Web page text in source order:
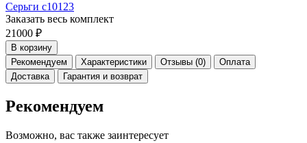
Серьги с10123
Заказать весь комплект
21000 ₽
В корзину
Рекомендуем
Характеристики Отзывы (0)
Оплата
Доставка
Гарантия и возврат
Рекомендуем
Возможно, вас также заинтересует